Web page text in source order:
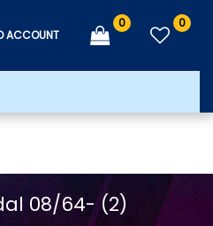
ACCOUNT
0 0
08/64- (2)